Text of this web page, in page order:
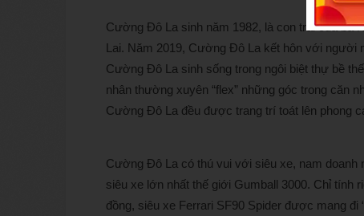
Cường Đô La sinh năm 1982, là con trai của bà
Lai. Năm 2019, Cường Đô La kết hôn với người
Cường Đô La sinh sống trong ngôi biệt thự bề
nhân thường xuyên “flex” những góc trong căn
Cường Đô La đều được trang trí toát lên phong
Cường Đô La có thú vui với siêu xe, nam doanh
siêu xe lớn nhất thế giới Gumball 3000. Chỉ tính
đồng, siêu xe Ferrari SF90 Spider được mang